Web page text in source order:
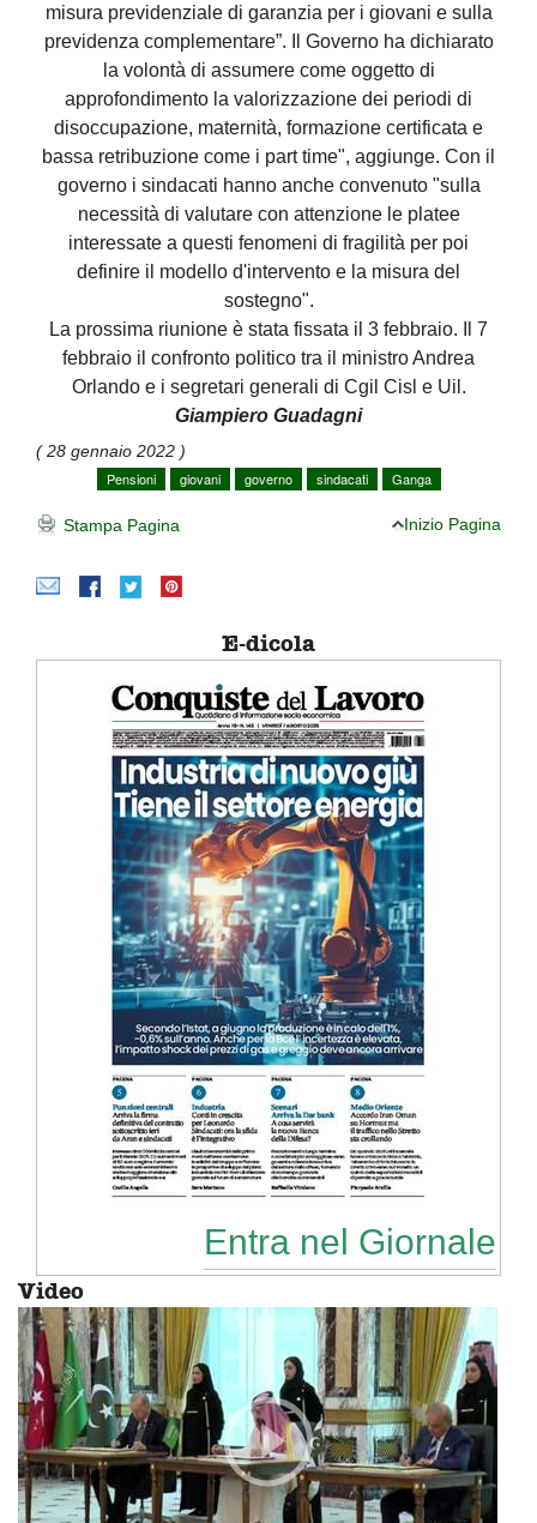
misura previdenziale di garanzia per i giovani e sulla
previdenza complementare”. Il Governo ha dichiarato
la volontà di assumere come oggetto di
approfondimento la valorizzazione dei periodi di
disoccupazione, maternità, formazione certificata e
bassa retribuzione come i part time", aggiunge. Con il
governo i sindacati hanno anche convenuto "sulla
necessità di valutare con attenzione le platee
interessate a questi fenomeni di fragilità per poi
definire il modello d'intervento e la misura del
sostegno".
La prossima riunione è stata fissata il 3 febbraio. Il 7
febbraio il confronto politico tra il ministro Andrea
Orlando e i segretari generali di Cgil Cisl e Uil.
Giampiero Guadagni
( 28 gennaio 2022 )
Pensioni
giovani governo sindacati Ganga
Stampa Pagina Inizio Pagina
E-dicola
Entra nel Giornale
Video